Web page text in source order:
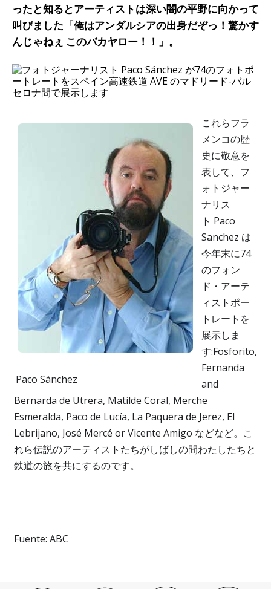
ったと知るとアーティストは深い闇の平野に向かって
叫びました「俺はアンダルシアの出身だぞっ！驚かす
んじゃねぇ このバカヤロー！！」。
Paco Sánchez
これらフラ
メンコの歴
史に敬意を
表して、フ
ォトジャー
ナリス
ト Paco
Sanchez は
今年末に74
のフォン
ド・アーテ
ィストポー
トレートを
展示しま
す:Fosforito,
Fernanda
and
Bernarda de Utrera, Matilde Coral, Merche
Esmeralda, Paco de Lucía, La Paquera de Jerez, El
Lebrijano, José Mercé or Vicente Amigo などなど。こ
れら伝説のアーティストたちがしばしの間わたしたちと
鉄道の旅を共にするのです。
Fuente: ABC